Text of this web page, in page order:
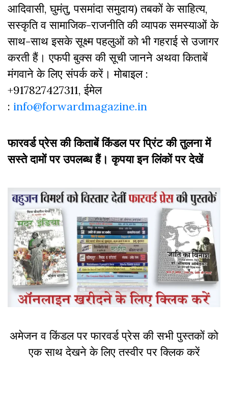
आदिवासी, घुमंतु, पसमांदा समुदाय) तबकों के साहित्‍य,
सस्‍क‍ृति व सामाजिक-राजनीति की व्‍यापक समस्‍याओं के
साथ-साथ इसके सूक्ष्म पहलुओं को भी गहराई से उजागर
करती हैं। एफपी बुक्‍स की सूची जानने अथवा किताबें
मंगवाने के लिए संपर्क करें। मोबाइल :
+917827427311, ईमेल
: info@forwardmagazine.in
फारवर्ड प्रेस की किताबें किंडल पर प्रिंट की तुलना में
सस्ते दामों पर उपलब्ध हैं। कृपया इन लिंकों पर देखें
अमेजन व किंडल पर फारवर्ड प्रेस की सभी पुस्तकों को
एक साथ देखने के लिए तस्वीर पर क्लिक करें